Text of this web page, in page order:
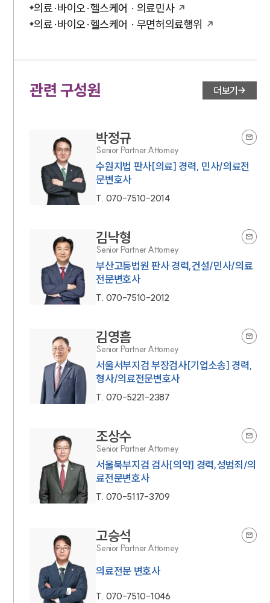
의료·바이오·헬스케어 · 의료민사
의료·바이오·헬스케어 · 무면허의료행위
관련 구성원 더보기
박정규
Senior Partner Attorney
수원지법 판사[의료] 경력, 민사/의료전
문변호사
T. 070-7510-2014
김낙형
Senior Partner Attorney
부산고등법원 판사 경력,건설/민사/의료
전문변호사
T. 070-7510-2012
김영흠
Senior Partner Attorney
서울서부지검 부장검사[기업소송] 경력,
형사/의료전문변호사
T. 070-5221-2387
조상수
Senior Partner Attorney
서울북부지검 검사[의약] 경력,성범죄/의
료전문변호사
T. 070-5117-3709
고승석
Senior Partner Attorney
의료전문 변호사
T. 070-7510-1046